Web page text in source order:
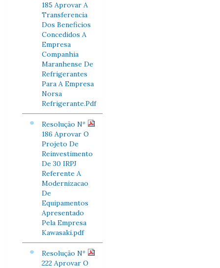
185 Aprovar A
Transferencia
Dos Beneficios
Concedidos A
Empresa
Companhia
Maranhense De
Refrigerantes
Para A Empresa
Norsa
Refrigerante.Pdf
Resolução Nº
186 Aprovar O
Projeto De
Reinvestimento
De 30 IRPJ
Referente A
Modernizacao
De
Equipamentos
Apresentado
Pela Empresa
Kawasaki.pdf
Resolução Nº
222 Aprovar O